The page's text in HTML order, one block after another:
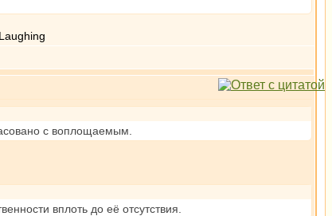
с воплощаемым.
вплоть до её отсутствия.